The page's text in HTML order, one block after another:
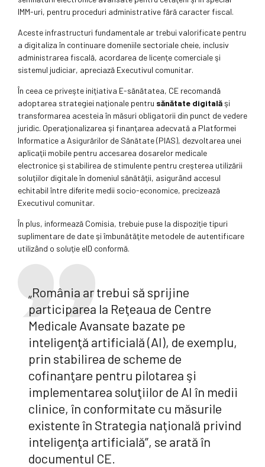
IMM-uri, pentru proceduri administrative fără caracter fiscal.
Aceste infrastructuri fundamentale ar trebui valorificate pentru
a digitaliza în continuare domeniile sectoriale cheie, inclusiv
administrarea fiscală, acordarea de licenţe comerciale şi
sistemul judiciar, apreciază Executivul comunitar.
În ceea ce priveşte iniţiativa E-sănătatea, CE recomandă
adoptarea strategiei naţionale pentru sănătate digitalăşi
transformarea acesteia în măsuri obligatorii din punct de vedere
juridic. Operaţionalizarea şi finanţarea adecvată a Platformei
Informatice a Asigurărilor de Sănătate (PIAS), dezvoltarea unei
aplicaţii mobile pentru accesarea dosarelor medicale
electronice şi stabilirea de stimulente pentru creşterea utilizării
soluţiilor digitale în domeniul sănătăţii, asigurând accesul
echitabil între diferite medii socio-economice, precizează
Executivul comunitar.
În plus, informează Comisia, trebuie puse la dispoziţie tipuri
suplimentare de date şi îmbunătăţite metodele de autentificare
utilizând o soluţie eID conformă.
„România ar trebui să sprijine
participarea la Reţeaua de Centre
Medicale Avansate bazate pe
inteligenţă artificială (AI), de exemplu,
prin stabilirea de scheme de
cofinanţare pentru pilotarea şi
implementarea soluţiilor de AI în medii
clinice, în conformitate cu măsurile
existente în Strategia naţională privind
inteligenţa artificială”, se arată în
documentul CE.